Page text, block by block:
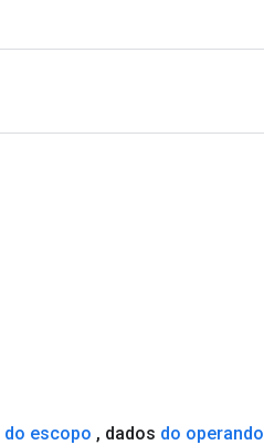
do escopo , dados do operando